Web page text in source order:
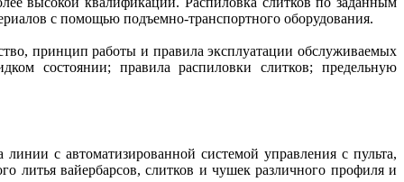
с помощью подъемно-транспортного оборудования.
принцип работы и правила эксплуатации обслуживаемых
состоянии; правила распиловки слитков; предельную
с автоматизированной системой управления с пульта,
литья вайербарсов, слитков и чушек различного профиля и